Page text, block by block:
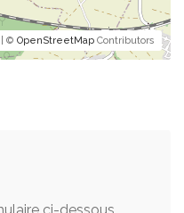
| © OpenStreetMap Contributors